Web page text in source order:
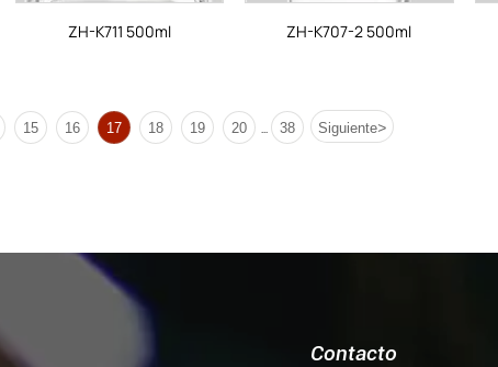
ZH-K711 500ml ZH-K707-2 500ml
15 16 17 18 19 20 38 Siguiente>
Contacto